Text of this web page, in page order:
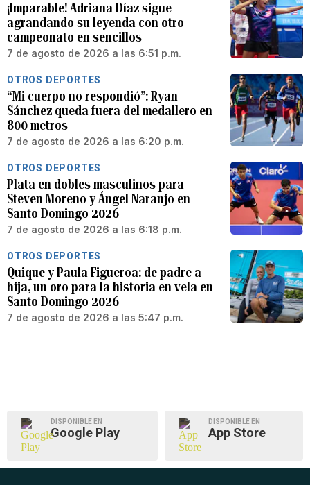
¡Imparable! Adriana Díaz sigue
agrandando su leyenda con otro
campeonato en sencillos
7 de agosto de 2026 a las 6:51 p.m.
OTROS DEPORTES
“Mi cuerpo no respondió”: Ryan
Sánchez queda fuera del medallero en
800 metros
7 de agosto de 2026 a las 6:20 p.m.
OTROS DEPORTES
Plata en dobles masculinos para
Steven Moreno y Ángel Naranjo en
Santo Domingo 2026
7 de agosto de 2026 a las 6:18 p.m.
OTROS DEPORTES
Quique y Paula Figueroa: de padre a
hija, un oro para la historia en vela en
Santo Domingo 2026
7 de agosto de 2026 a las 5:47 p.m.
DISPONIBLE EN
Google Play
DISPONIBLE EN
App Store